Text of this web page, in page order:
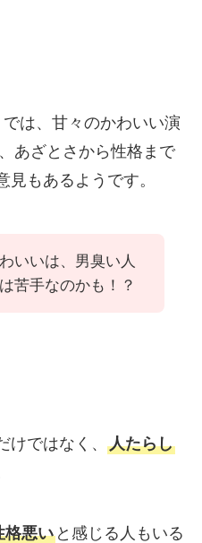
は、甘々のかわいい演
あざとさから性格まで
もあるようです。
いいは、男臭い人
苦手なのかも！？
けではなく、 人たらし
格悪いと感じる人もいる